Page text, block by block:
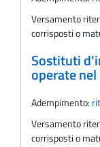
Versamento
corrisposti o
Sostituti
operate
Adempimento:
Versamento
corrisposti o